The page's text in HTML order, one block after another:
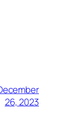
26, 2023